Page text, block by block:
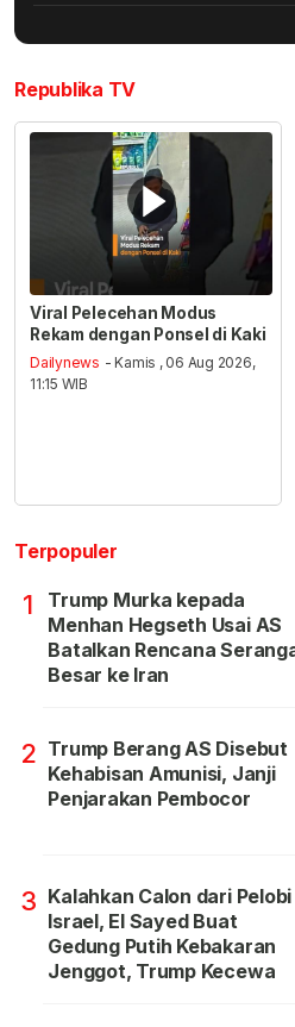
Republika TV
Viral Pelecehan Modus
Rekam dengan Ponsel di Kaki
Dailynews - Kamis , 06 Aug 2026,
11:15 WIB
Terpopuler
1
Trump Murka kepada
Menhan Hegseth Usai AS
Batalkan Rencana
Besar ke Iran
2 Trump Berang AS Disebut
Kehabisan Amunisi, Janji
Penjarakan Pembocor
3 Kalahkan Calon dari Pelobi
Israel, El Sayed Buat
Gedung Putih Kebakaran
Jenggot, Trump Kecewa